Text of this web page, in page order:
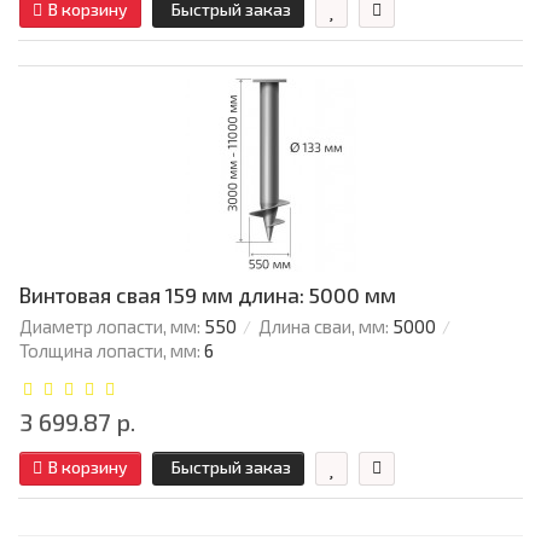
В корзину Быстрый заказ
Винтовая свая 159 мм длина: 5000 мм
Диаметр лопасти, мм: 550 Длина сваи, мм: 5000
Толщина лопасти, мм: 6
3 699.87 р.
В корзину Быстрый заказ